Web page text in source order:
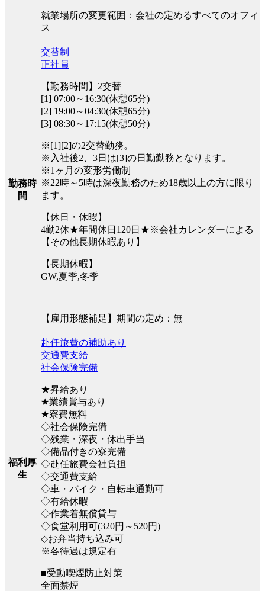
就業場所の変更範囲：会社の定めるすべてのオフィ
ス
勤務時
間
交替制
正社員
【勤務時間】2交替
[1] 07:00～16:30(休憩65分)
[2] 19:00～04:30(休憩65分)
[3] 08:30～17:15(休憩50分)
※[1][2]の2交替勤務。
※入社後2、3日は[3]の日勤勤務となります。
※1ヶ月の変形労働制
※22時～5時は深夜勤務のため18歳以上の方に限り
ます。
【休日・休暇】
4勤2休★年間休日120日★※会社カレンダーによる
【その他長期休暇あり】
【長期休暇】
GW,夏季,冬季
【雇用形態補足】期間の定め：無
福利厚
生
赴任旅費の補助あり
交通費支給
社会保険完備
★昇給あり
★業績賞与あり
★寮費無料
◇社会保険完備
◇残業・深夜・休出手当
◇備品付きの寮完備
◇赴任旅費会社負担
◇交通費支給
◇車・バイク・自転車通勤可
◇有給休暇
◇作業着無償貸与
◇食堂利用可(320円～520円)
◇お弁当持ち込み可
※各待遇は規定有
■受動喫煙防止対策
全面禁煙